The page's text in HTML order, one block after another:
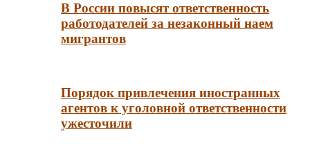
В России повысят ответственность
работодателей за незаконный наем
мигрантов
Порядок привлечения иностранных
агентов к уголовной ответственности
ужесточили